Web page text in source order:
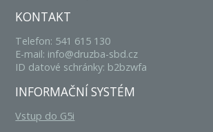
KONTAKT
Telefon: 541 615 130
E-mail: info@druzba-sbd.cz
ID datové schránky: b2bzwfa
INFORMAČNÍ SYSTÉM
Vstup do G5i